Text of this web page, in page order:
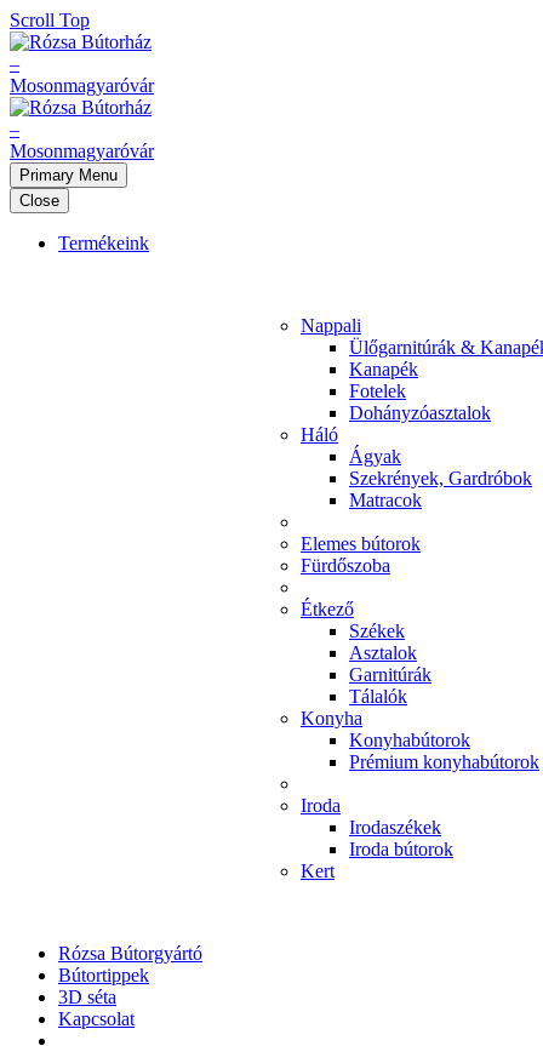
Scroll Top
Primary Menu
Close
Termékeink
Nappali
Ülőgarnitúrák &
Kanapék
Fotelek
Dohányzóasztalok
Háló
Ágyak
Szekrények, Gardróbok
Matracok
Elemes bútorok
Fürdőszoba
Étkező
Székek
Asztalok
Garnitúrák
Tálalók
Konyha
Konyhabútorok
Prémium konyhabútorok
Iroda
Irodaszékek
Iroda bútorok
Kert
Rózsa Bútorgyártó
Bútortippek
3D séta
Kapcsolat